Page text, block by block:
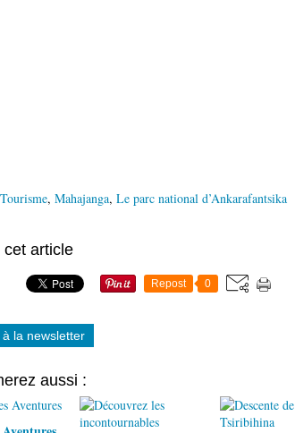
Tourisme, Mahajanga, Le parc national d’Ankarafantsika
cet article
Repost 0
la newsletter
aussi :